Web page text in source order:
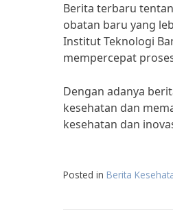
Berita terbaru
obatan baru yang
Institut Teknologi
mempercepat
Dengan adanya
kesehatan dan
kesehatan dan
Posted in Berita